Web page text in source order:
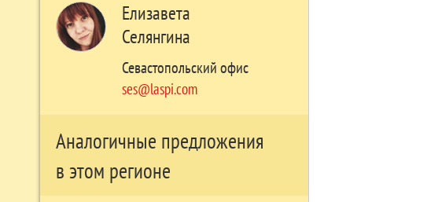
Елизавета
Селянгина
Севастопольский офис
ses@laspi.com
Аналогичные предложения
в этом регионе